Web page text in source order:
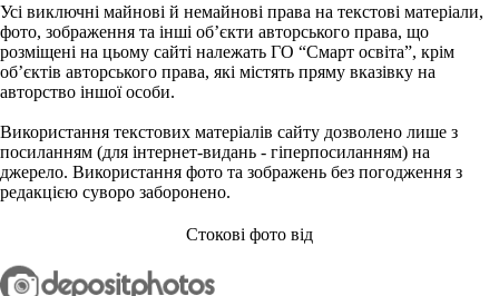
Усі виключні майнові й немайнові права на текстові матеріали,
фото, зображення та інші об’єкти авторського права, що
розміщені на цьому сайті належать ГО “Смарт освіта”, крім
об’єктів авторського права, які містять пряму вказівку на
авторство іншої особи.
Використання текстових матеріалів сайту дозволено лише з
посиланням (для інтернет-видань - гіперпосиланням) на
джерело. Використання фото та зображень без погодження з
редакцією суворо заборонено.
Стокові фото від